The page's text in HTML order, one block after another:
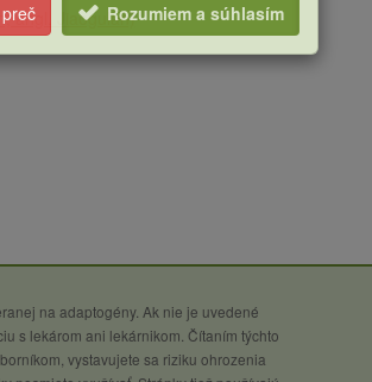
angl. Jiaogulan)
na adaptogény. Ak nie je uvedené
s lekárom ani lekárnikom. Čítaním týchto
vystavujete sa riziku ohrozenia
Rozumiem a súhlasím